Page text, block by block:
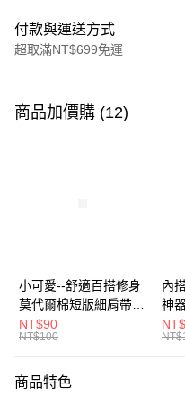
付款與運送方式
超取滿NT$699免運
信用卡一次付款
悠遊付
Google Pay
全盈+PAY
大哥付你分期
商品加價購 (12)
小可愛--舒適百搭修身
莫代爾棉短版細肩帶素
色背心(白.黑.灰L-2L)-
U582眼圈熊中大尺碼
NT$90
NT$100
內
神
內
商品特色